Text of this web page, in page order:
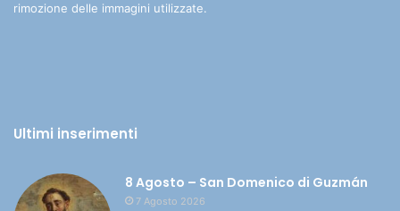
rimozione delle immagini utilizzate.
Ultimi inserimenti
8 Agosto – San Domenico di Guzmán
7 Agosto 2026